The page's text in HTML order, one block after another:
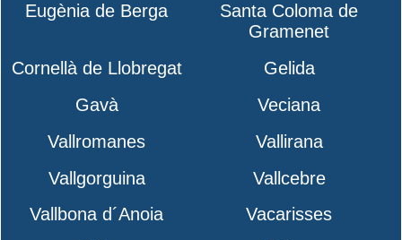
Eugènia de Berga
Santa Coloma de
Gramenet
Cornellà de Llobregat
Gelida
Gavà
Veciana
Vallromanes
Vallirana
Vallgorguina
Vallcebre
Vallbona d´Anoia
Vacarisses